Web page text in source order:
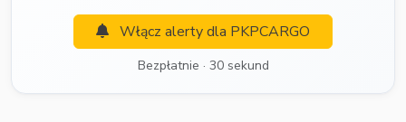
Włącz alerty dla PKPCARGO
Bezpłatnie · 30 sekund